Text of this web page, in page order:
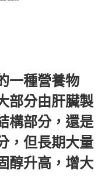
一種營養物
部分由肝臟製
構部分，還是
，但長期大量
醇升高，增大